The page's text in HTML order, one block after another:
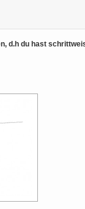
d.h du hast